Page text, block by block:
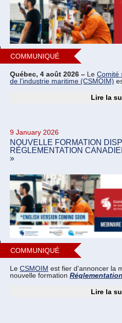
COMMUNIQUÉ
Québec, 4 août 2026 – Le Comité
de l’industrie maritime (CSMOIM)
Lire la
9 January 2026
NOUVELLE FORMATION
RÉGLEMENTATION
»
COMMUNIQUÉ
Le CSMOIM est fier d'annoncer la
nouvelle formation
Lire la